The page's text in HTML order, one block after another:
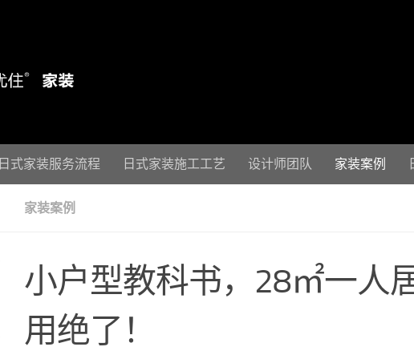
日式家装服务流程 日式家装施工工艺 设计师团队 家装案例
家装案例
小户型教科书，28㎡一人
用绝了！